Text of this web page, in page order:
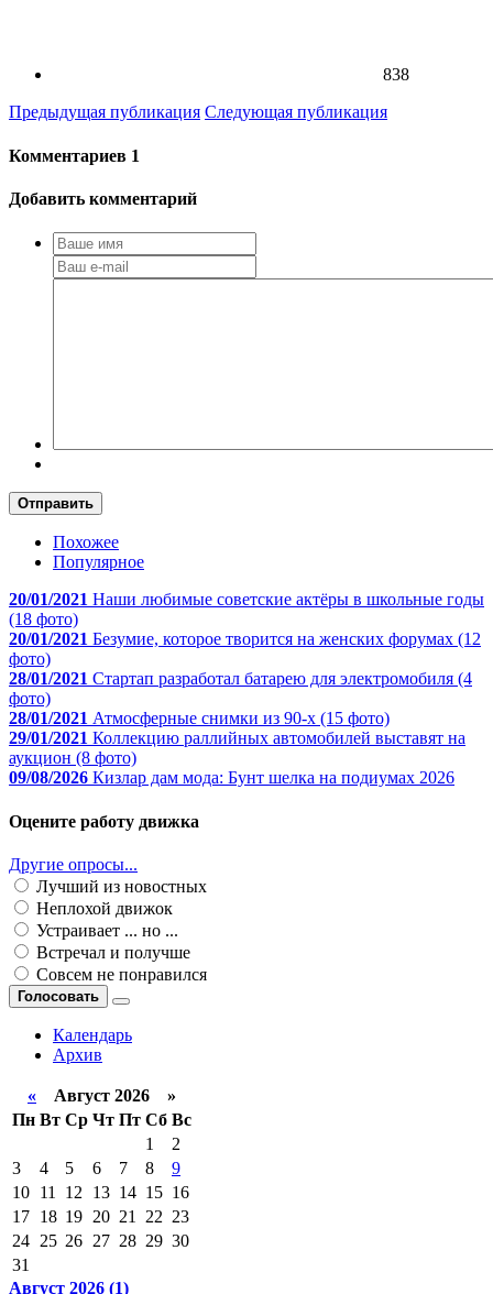
838
Предыдущая публикация Следующая публикация
Комментариев 1
Добавить комментарий
Отправить
Похожее
Популярное
20/01/2021 Наши любимые советские актёры в школьные годы
(18 фото)
20/01/2021 Безумие, которое творится на женских форумах (12
фото)
28/01/2021 Стартап разработал батарею для электромобиля (4
фото)
28/01/2021 Атмосферные снимки из 90-х (15 фото)
29/01/2021 Коллекцию раллийных автомобилей выставят на
аукцион (8 фото)
09/08/2026 Кизлар дам мода: Бунт шелка на подиумах 2026
Оцените работу движка
Другие опросы...
Лучший из новостных
Неплохой движок
Устраивает ... но ...
Встречал и получше
Совсем не понравился
Голосовать
Календарь
Архив
« Август 2026 »
Пн Вт Ср Чт Пт Сб Вс
1
2
3
4 5 6 7 8
9
10 11 12 13 14 15 16
17 18 19 20 21 22 23
24 25 26 27 28 29 30
31
Август 2026 (1)